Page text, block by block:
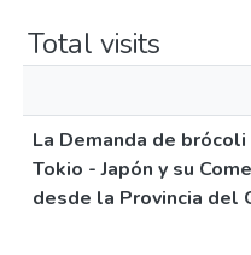
Total visits
La Demanda de
Tokio - Japón y su
desde la Provincia del